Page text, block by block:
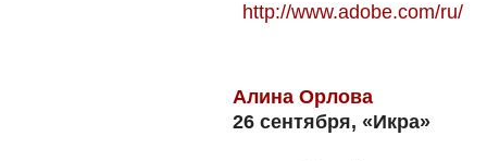
http://www.adobe.com/ru/
Алина Орлова
26 сентября, «Икра»